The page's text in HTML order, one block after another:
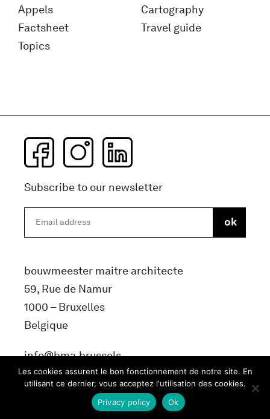
Appels
Factsheet
Topics
Cartography
Travel guide
Subscribe to our newsletter
bouwmeester maitre architecte
59, Rue de Namur
1000 – Bruxelles
Belgique
info@bma.brussels
Les cookies assurent le bon fonctionnement de notre site. En
utilisant ce dernier, vous acceptez l'utilisation des cookies.
Ok
Privacy policy